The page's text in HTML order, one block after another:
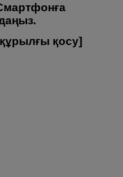
қосу]